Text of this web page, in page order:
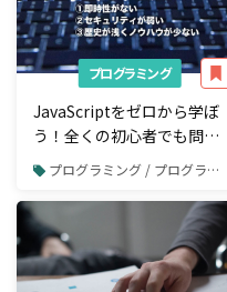
プログラミング
JavaScriptをゼロから学ぼ
う！全くの初心者でも問題
なしプログラミング / プログラミング言語